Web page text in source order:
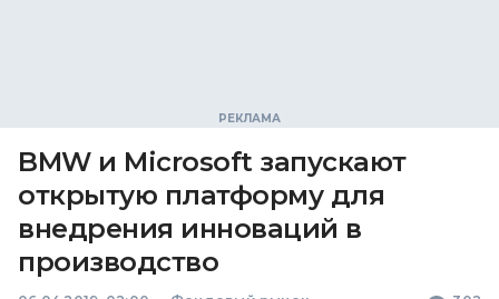
BMW и Microsoft запускают
открытую платформу для
внедрения инноваций в
производство